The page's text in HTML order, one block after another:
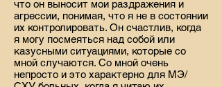
что он выносит мои раздражения и
агрессии, понимая, что я не в состоянии
их контролировать. Он счастлив, когда
я могу посмеяться над собой или
казусными ситуациями, которые со
мной случаются. Со мной очень
непросто и это характерно для МЭ/